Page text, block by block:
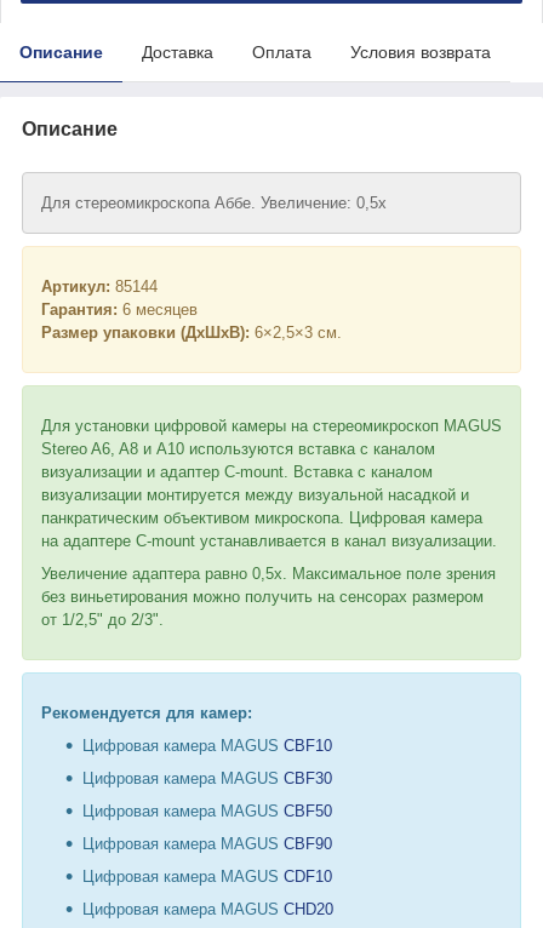
Описание Доставка Оплата Условия возврата
Описание
Для стереомикроскопа Аббе. Увеличение: 0,5х
Артикул: 85144
Гарантия: 6 месяцев
Размер упаковки (ДхШхВ): 6×2,5×3 см.
Для установки цифровой камеры на стереомикроскоп MAGUS
Stereo A6, A8 и A10 используются вставка с каналом
визуализации и адаптер C-mount. Вставка с каналом
визуализации монтируется между визуальной насадкой и
панкратическим объективом микроскопа. Цифровая камера
на адаптере C-mount устанавливается в канал визуализации.
Увеличение адаптера равно 0,5х. Максимальное поле зрения
без виньетирования можно получить на сенсорах размером
от 1/2,5" до 2/3".
Рекомендуется для камер:
Цифровая камера MAGUS CBF10
Цифровая камера MAGUS CBF30
Цифровая камера MAGUS CBF50
Цифровая камера MAGUS CBF90
Цифровая камера MAGUS CDF10
Цифровая камера MAGUS CHD20